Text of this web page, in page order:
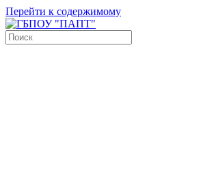
Перейти к содержимому